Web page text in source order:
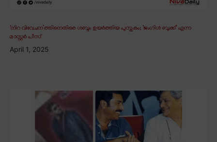
‘നിറ വിവേചന’ത്തിനെതിരെ ശബ്ദം ഉയർത്തിയ പുസ്തകം; ‘ജംഗിൾ ബുക്ക്’ എന്ന
മാസ്റ്റർ പീസ്
April 1, 2025